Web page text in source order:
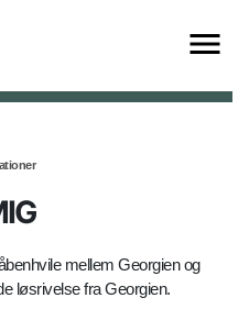
mellem Georgien og
løsrivelse fra Georgien.